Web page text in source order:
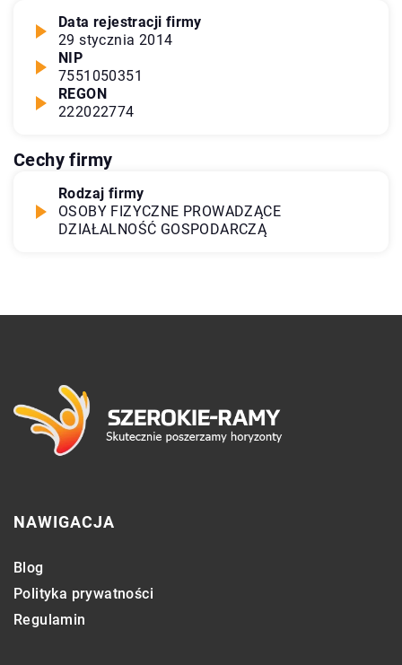
Data rejestracji firmy
29 stycznia 2014
NIP
7551050351
REGON
222022774
Cechy firmy
Rodzaj firmy
OSOBY FIZYCZNE PROWADZĄCE
DZIAŁALNOŚĆ GOSPODARCZĄ
NAWIGACJA
Blog
Polityka prywatności
Regulamin